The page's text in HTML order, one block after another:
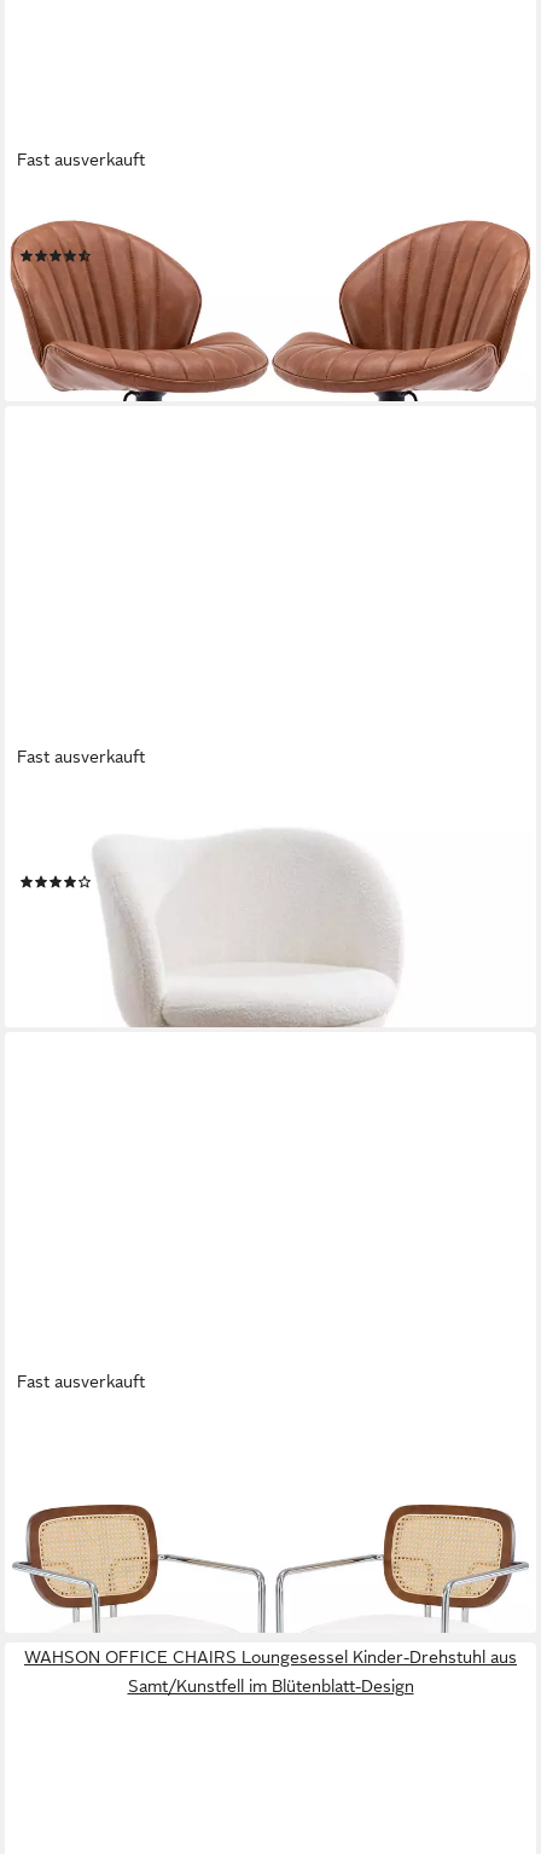
Fast ausverkauft
Barhocker 2er Set Barstuhl Bistrohocker mit Lehne
(10)
145,99 € UVP 205,99 €
-29%
lieferbar - in 3-4 Werktagen bei dir
Fast ausverkauft
Loungesessel Kunstfell/Chenille Akzentstuhl mit Metallbeinen
(4)
UVP
lieferbar - in 3-4 Werktagen bei dir
Fast ausverkauft
169,99 € UVP217,99 €
-22%
lieferbar - in 3-4 Werktagen bei dir
WAHSON OFFICE CHAIRS Loungesessel Kinder-Drehstuhl aus
Samt/Kunstfell im Blütenblatt-Design